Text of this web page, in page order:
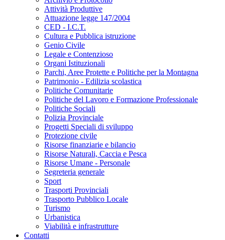
Attività Produttive
Attuazione legge 147/2004
CED - I.C.T.
Cultura e Pubblica istruzione
Genio Civile
Legale e Contenzioso
Organi Istituzionali
Parchi, Aree Protette e Politiche per la Montagna
Patrimonio - Edilizia scolastica
Politiche Comunitarie
Politiche del Lavoro e Formazione Professionale
Politiche Sociali
Polizia Provinciale
Progetti Speciali di sviluppo
Protezione civile
Risorse finanziarie e bilancio
Risorse Naturali, Caccia e Pesca
Risorse Umane - Personale
Segreteria generale
Sport
Trasporti Provinciali
Trasporto Pubblico Locale
Turismo
Urbanistica
Viabilità e infrastrutture
Contatti